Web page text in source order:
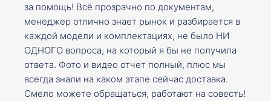
за помощь! Всё прозрачно по документам,
менеджер отлично знает рынок и разбирается в
каждой модели и комплектациях, не было НИ
ОДНОГО вопроса, на который я бы не получила
ответа. Фото и видео отчет полный, плюс мы
всегда знали на каком этапе сейчас доставка.
Смело можете обращаться, работают на совесть!